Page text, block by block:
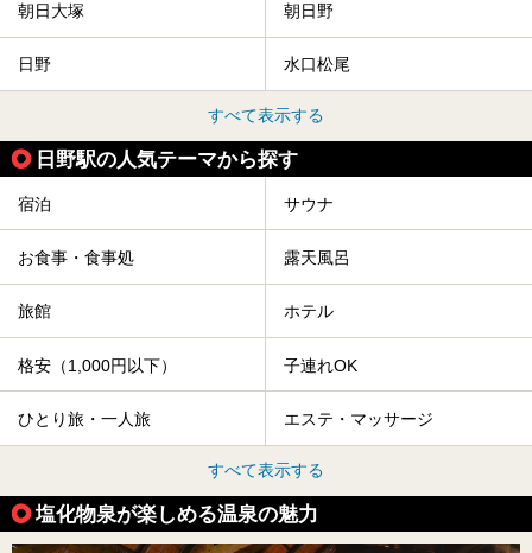
朝日大塚 朝日野
日野 水口松尾
すべて表示する
日野駅の人気テーマから探す
宿泊 サウナ
お食事・食事処 露天風呂
旅館 ホテル
格安（1,000円以下） 子連れOK
ひとり旅・一人旅 エステ・マッサージ
すべて表示する
塩化物泉が楽しめる温泉の魅力